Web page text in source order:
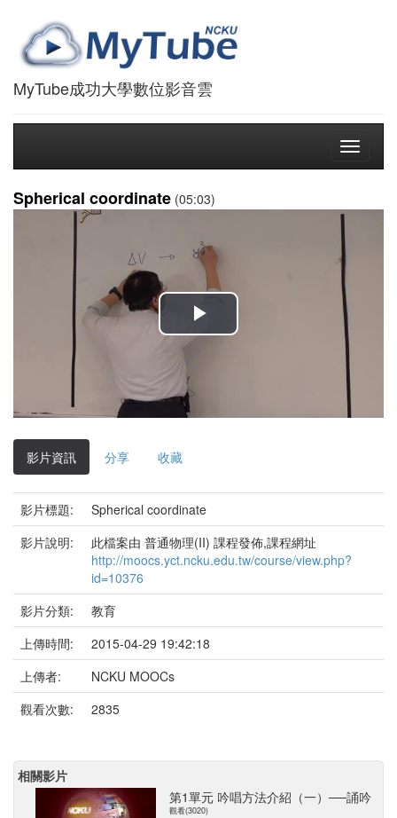
MyTube成功大學數位影音雲
Toggle
Spherical coordinate (05:03)
播
影
影片資訊 分享 收藏
影片標題:
Spherical coordinate
影片說明:
此檔案由 普通物理(II) 課程發佈,課程網址
http://moocs.yct.ncku.edu.tw/course/view.php?
id=10376
影片分類:
教育
上傳時間:
2015-04-29 19:42:18
上傳者:
NCKU MOOCs
觀看次數:
2835
相關影片
第1單元 吟唱方法介紹（一）──誦吟
觀看(3020)